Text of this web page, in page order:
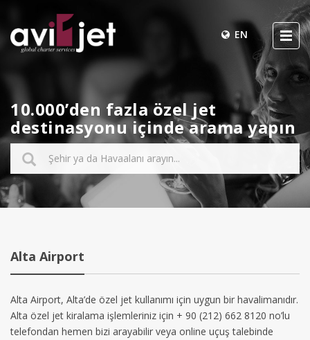
EN
10.000’den fazla özel jet
destinasyonu içinde arama yapın
Alta Airport
Alta Airport, Alta’de özel jet kullanımı için uygun bir havalimanıdır.
Alta özel jet kiralama işlemleriniz için + 90 (212) 662 8120 no’lu
telefondan hemen bizi arayabilir veya online uçuş talebinde